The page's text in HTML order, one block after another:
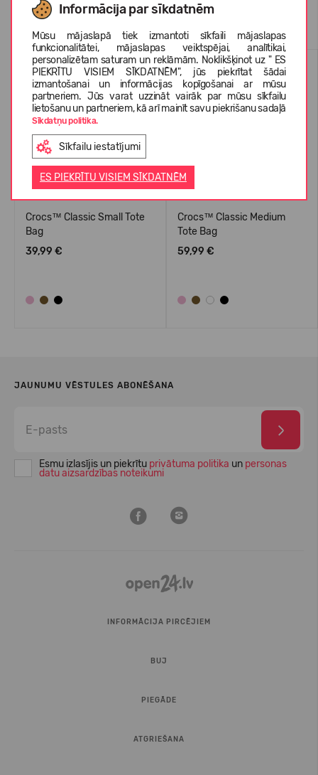
Informācija par sīkdatnēm
Mūsu mājaslapā tiek izmantoti sīkfaili mājaslapas
funkcionalitātei, mājaslapas veiktspējai, analītikai,
personalizētam saturam un reklāmām. Noklikšķinot uz " ES
PIEKRĪTU VISIEM SĪKDATNĒM", jūs piekrītat šādai
izmantošanai un informācijas kopīgošanai ar mūsu
partneriem. Jūs varat uzzināt vairāk par mūsu sīkfailu
lietošanu un partneriem, kā arī mainīt savu piekrišanu sadaļā
Sīkdatņu politika.
Sīkfailu iestatījumi
ES PIEKRĪTU VISIEM SĪKDATNĒM
Līdzīgas preces
Crocs™ Classic Small Tote
Bag
39,99 €
Crocs™ Classic Medium
Tote Bag
59,99 €
JAUNUMU VĒSTULES ABONĒŠANA
Esmu izlasījis un piekrītu privātuma politika un personas
datu aizsardzības noteikumi
INFORMĀCIJA PIRCĒJIEM
BUJ
PIEGĀDE
ATGRIEŠANA